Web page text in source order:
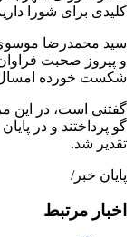
کلیدی برای شورا
سید محمدرضا
و پیروز صحبت
شکست خورده امسال
گفتنی است، در این
گو پرداختند و در
تقدیر شد.
پایان خبر/
اخبار مرتبط